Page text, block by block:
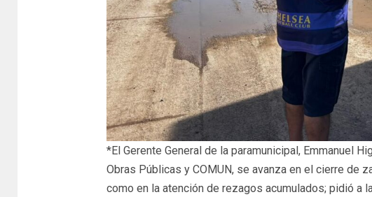
*El Gerente General de la paramunicipal, Emmanuel
Obras Públicas y COMUN, se avanza en el cierre de
como en la atención de rezagos acumulados; pidió a